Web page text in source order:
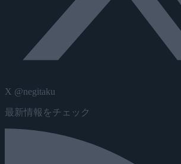
X @negitaku
最新情報をチェック